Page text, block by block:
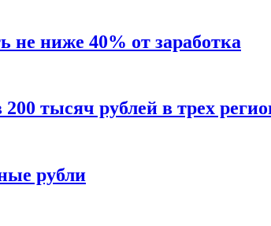
не ниже 40% от заработка
тысяч рублей в трех
рубли